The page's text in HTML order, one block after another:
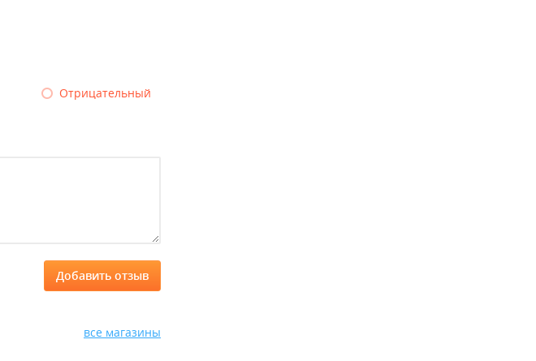
Отрицательный
все магазины